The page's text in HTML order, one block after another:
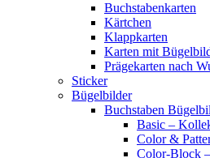
Buchstabenkarten
Kärtchen
Klappkarten
Karten mit
Prägekarten nach
Sticker
Bügelbilder
Buchstaben
Basic –
Color &
Color-Block